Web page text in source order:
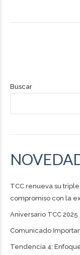
Buscar
TCC renueva su
compromiso con la
Aniversario TCC 2025
Comunicado
Tendencia 4: